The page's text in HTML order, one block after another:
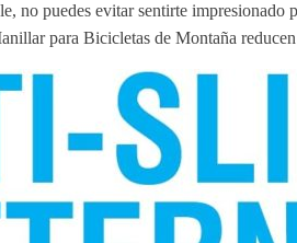
no puedes evitar sentirte impresionado
para Bicicletas de Montaña